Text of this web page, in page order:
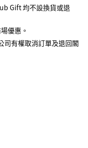
Gift 均不設換貨或退
優惠。
司有權取消訂單及退回閣